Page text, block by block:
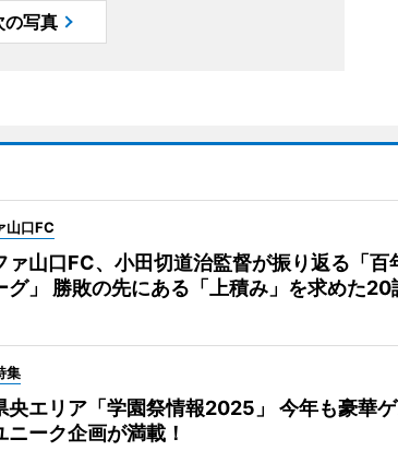
の写真
山口FC
ァ山口FC、小田切道治監督が振り返る「百
グ」 勝敗の先にある「上積み」を求めた20
集
央エリア「学園祭情報2025」 今年も豪華
ニーク企画が満載！